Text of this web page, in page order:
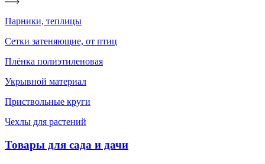
Парники, теплицы
Сетки затеняющие, от птиц
Плёнка полиэтиленовая
Укрывной материал
Приствольные круги
Чехлы для растений
Товары для сада и дачи